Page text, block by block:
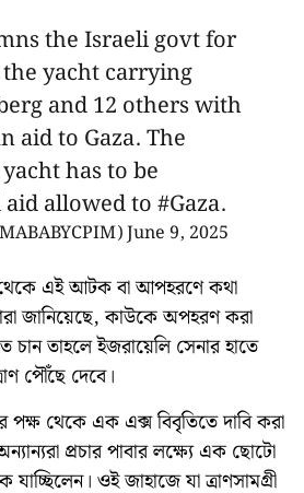
the Israeli govt for
yacht carrying
and 12 others with
aid to Gaza. The
has to be
allowed to#Gaza.
June 9, 2025
এই আটক বা আপহরণে কথা
জানিয়েছে, কাউকে অপহরণ করা
চান তাহলে ইজরায়েলি সেনার হাতে
পৌঁছে দেবে।
পক্ষ থেকে এক এক্স বিবৃতিতে দাবি করা
প্রচার পাবার লক্ষ্যে এক ছোটো
ওই জাহাজে যা ত্রাণসামগ্রী